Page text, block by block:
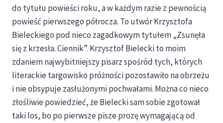
do tytułu powieści roku, a w każdym razie z pewnością
powieść pierwszego półrocza. To utwór Krzysztofa
Bieleckiego pod nieco zagadkowym tytułem „Zsunęła
się z krzesła. Ciennik”. Krzysztof Bielecki to moim
zdaniem najwybitniejszy pisarz spośród tych, których
literackie targowisko próżności pozostawiło na obrzeżu
i nie obsypuje zasłużonymi pochwałami. Można co nieco
złośliwie powiedzieć, że Bielecki sam sobie zgotował
taki los, bo po pierwsze pisze prozę wymagającą od